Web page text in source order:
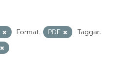
Format: PDF
Taggar: